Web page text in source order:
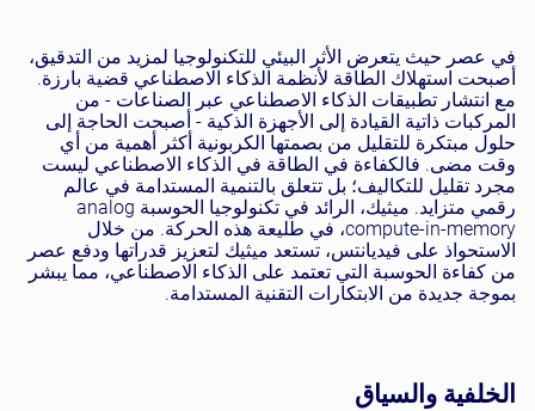
في عصر حيث يتعرض الأثر البيئي للتكنولوجيا لمزيد من التدقيق،
أصبحت استهلاك الطاقة لأنظمة الذكاء الاصطناعي قضية بارزة.
مع انتشار تطبيقات الذكاء الاصطناعي عبر الصناعات - من
المركبات ذاتية القيادة إلى الأجهزة الذكية - أصبحت الحاجة إلى
حلول مبتكرة للتقليل من بصمتها الكربونية أكثر أهمية من أي
وقت مضى. فالكفاءة في الطاقة في الذكاء الاصطناعي ليست
مجرد تقليل للتكاليف؛ بل تتعلق بالتنمية المستدامة في عالم
رقمي متزايد. ميثيك، الرائد في تكنولوجيا الحوسبة analog
compute-in-memory، في طليعة هذه الحركة. من خلال
الاستحواذ على فيديانتس، تستعد ميثيك لتعزيز قدراتها ودفع عصر
من كفاءة الحوسبة التي تعتمد على الذكاء الاصطناعي، مما يبشر
بموجة جديدة من الابتكارات التقنية المستدامة.
الخلفية والسياق